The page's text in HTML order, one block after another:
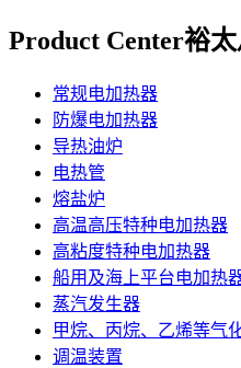
Product Center裕太
常规电加热器
防爆电加热器
导热油炉
电热管
熔盐炉
高温高压特种电加热器
高粘度特种电加热器
船用及海上平台电加热
蒸汽发生器
甲烷、丙烷、乙烯等气
调温装置